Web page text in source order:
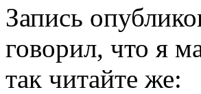
Запись
говорил, что я
так читайте же: